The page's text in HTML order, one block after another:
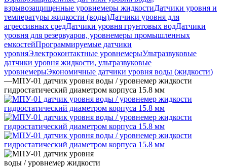
взрывозащищенные уровнемеры жидкостиДатчики уровня и
температуры жидкости (воды)Датчики уровня для
агрессивных средДатчики уровня грунтовых водДатчики
уровня для резервуаров, уровнемеры промышленных
емкостейПрограммируемые датчики
уровняЭлектроконтактные уровнемерыУльтразвуковые
датчики уровня жидкости, ультразвуковые
уровнемерыЭкономичные датчики уровня воды (жидкости)
—МПУ-01 датчик уровня воды / уровнемер жидкости
гидростатический диаметром корпуса 15.8 мм